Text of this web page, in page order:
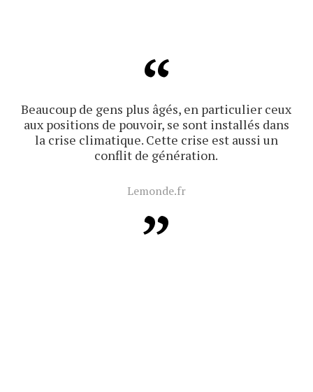
Beaucoup de gens plus âgés, en particulier ceux
aux positions de pouvoir, se sont installés dans
la crise climatique. Cette crise est aussi un
conflit de génération.
Lemonde.fr